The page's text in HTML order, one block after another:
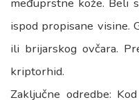
ispod propisane visine.
ili brijarskog ovčara.
kriptorhid.
Zaključne odredbe: